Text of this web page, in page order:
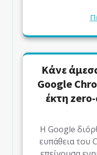
Κάνε
Google
έκτη
Η Google
ευπάθεια του